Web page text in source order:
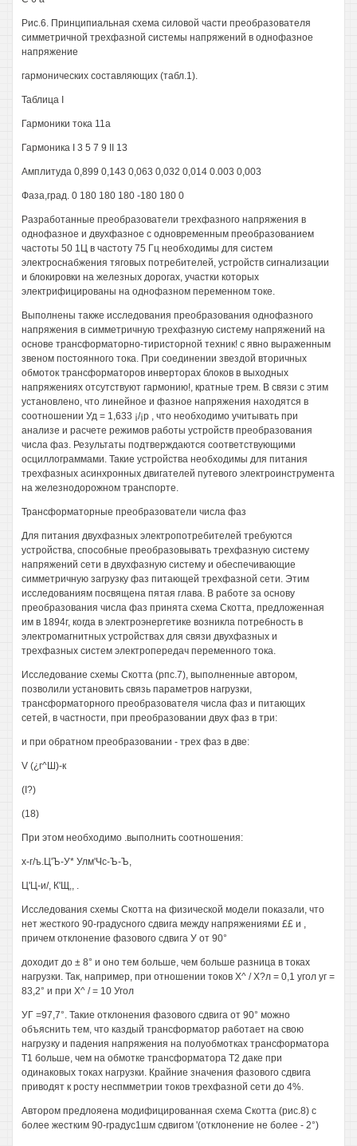
Рис.6. Принципиальная схема силовой части преобразователя
симметричной трехфазной системы напряжений в однофазное
напряжение
гармонических составляющих (табл.1).
Таблица I
Гармоники тока 11а
Гармоника I 3 5 7 9 II 13
Амплитуда 0,899 0,143 0,063 0,032 0,014 0.003 0,003
Фаза,град. 0 180 180 180 -180 180 0
Разработанные преобразователи трехфазного напряжения в
однофазное и двухфазное с одновременным преобразованием
частоты 50 1Ц в частоту 75 Гц необходимы для систем
электроснабжения тяговых потребителей, устройств сигнализации
и блокировки на железных дорогах, участки которых
электрифицированы на однофазном переменном токе.
Выполнены также исследования преобразования однофазного
напряжения в симметричную трехфазную систему напряжений на
основе трансформаторно-тиристорной техник! с явно выраженным
звеном постоянного тока. При соединении звездой вторичных
обмоток трансформаторов инверторах блоков в выходных
напряжениях отсутствуют гармонию!, кратные трем. В связи с этим
установлено, что линейное и фазное напряжения находятся в
соотношении Уд = 1,633 ¡/¡р , что необходимо учитывать при
анализе и расчете режимов работы устройств преобразования
числа фаз. Результаты подтверждаются соответствующими
осциллограммами. Такие устройства необходимы для питания
трехфазных асинхронных двигателей путевого электроинструмента
на железнодорожном транспорте.
Трансформаторные преобразователи числа фаз
Для питания двухфазных электропотребителей требуются
устройства, способные преобразовывать трехфазную систему
напряжений сети в двухфазную систему и обеспечивающие
симметричную загрузку фаз питающей трехфазной сети. Этим
исследованиям посвящена пятая глава. В работе за основу
преобразования числа фаз принята схема Скотта, предложенная
им в 1894г, когда в электроэнергетике возникла потребность в
электромагнитных устройствах для связи двухфазных и
трехфазных систем электропередач переменного тока.
Исследование схемы Скотта (рпс.7), выполненные автором,
позволили установить связь параметров нагрузки,
трансформаторного преобразователя числа фаз и питающих
сетей, в частности, при преобразовании двух фаз в три:
и при обратном преобразовании - трех фаз в две:
V (¿г^Ш)-к
(I?)
(18)
При этом необходимо .выполнить соотношения:
х-г/ъ.Ц'Ъ-У* Улм'Чс-Ъ-Ъ,
Ц'Ц-и/, К'Щ,, .
Исследования схемы Скотта на физической модели показали, что
нет жесткого 90-градусного сдвига между напряжениями ££ и ,
причем отклонение фазового сдвига У от 90°
доходит до ± 8° и оно тем больше, чем больше разница в токах
нагрузки. Так, например, при отношении токов Х^ / Х?л = 0,1 угол уг =
83,2° и при Х^ / = 10 Угол
УГ =97,7°. Такие отклонения фазового сдвига от 90° можно
объяснить тем, что каздый трансформатор работает на свою
нагрузку и падения напряжения на полуобмотках трансформатора
Т1 больше, чем на обмотке трансформатора Т2 даке при
одинаковых токах нагрузки. Крайние значения фазового сдвига
приводят к росту неспмметрии токов трехфазной сети до 4%.
Автором предлояена модифицированная схема Скотта (рис.8) с
более жестким 90-градус1шм сдвигом '(отклонение не более - 2°)